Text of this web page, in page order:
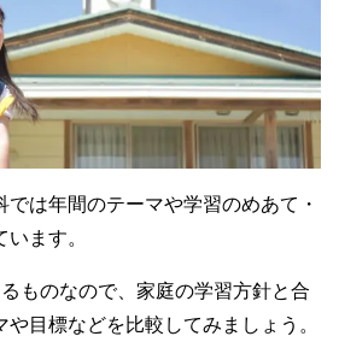
は年間のテーマや学習のめあて・
ます。
ものなので、家庭の学習方針と合
目標などを比較してみましょう。